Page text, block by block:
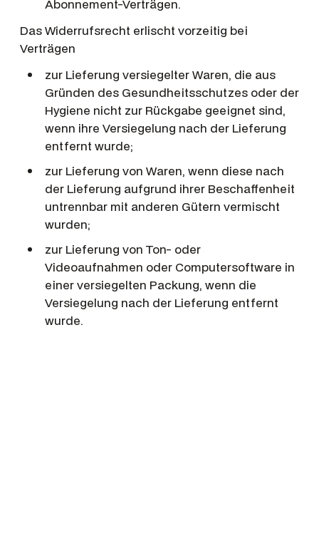
Abonnement-Verträgen.
Das Widerrufsrecht erlischt vorzeitig bei
Verträgen
zur Lieferung versiegelter Waren, die aus
Gründen des Gesundheitsschutzes oder der
Hygiene nicht zur Rückgabe geeignet sind,
wenn ihre Versiegelung nach der Lieferung
entfernt wurde;
zur Lieferung von Waren, wenn diese nach
der Lieferung aufgrund ihrer Beschaffenheit
untrennbar mit anderen Gütern vermischt
wurden;
zur Lieferung von Ton- oder
Videoaufnahmen oder Computersoftware in
einer versiegelten Packung, wenn die
Versiegelung nach der Lieferung entfernt
wurde.